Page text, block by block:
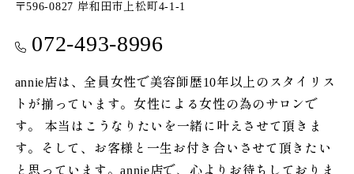
〒596-0827 岸和田市上松町4-1-1
072-493-8996
annie店は、全員女性で美容師歴10年以上のスタイリス
トが揃っています。女性による女性の為のサロンで
す。 本当はこうなりたいを一緒に叶えさせて頂きま
す。そして、お客様と一生お付き合いさせて頂きたい
と思っています。annie店で、心よりお待ちしておりま